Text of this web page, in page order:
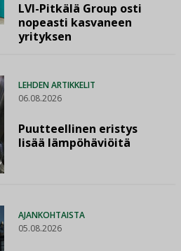
LVI-Pitkälä Group osti
nopeasti kasvaneen
yrityksen
LEHDEN ARTIKKELIT
06.08.2026
Puutteellinen eristys
lisää lämpöhäviöitä
AJANKOHTAISTA
05.08.2026